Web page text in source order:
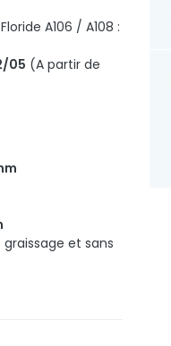
A106 / A108 :
05 (A partir de
et sans